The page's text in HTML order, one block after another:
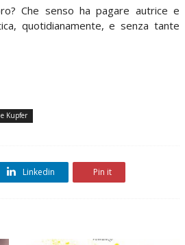
Che senso ha pagare autrice e
quotidianamente, e senza tante
Kupfer
Linkedin Pin it